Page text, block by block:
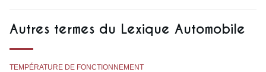
Autres termes du Lexique Automobile
TEMPÉRATURE DE FONCTIONNEMENT